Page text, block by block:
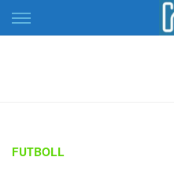
Skip
to
FUTBOLL